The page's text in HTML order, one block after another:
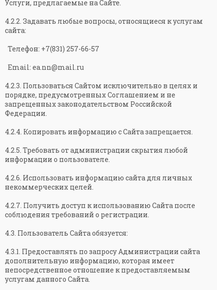
Услуги, предлагаемые на Сайте.
4.2.2. Задавать любые вопросы, относящиеся к услугам
сайта:
Телефон: +7(831) 257-66-57
Email: ea.nn@mail.ru
4.2.3. Пользоваться Сайтом исключительно в целях и
порядке, предусмотренных Соглашением и не
запрещенных законодательством Российской
Федерации.
4.2.4. Копировать информацию с Сайта запрещается.
4.2.5. Требовать от администрации скрытия любой
информации о пользователе.
4.2.6. Использовать информацию сайта для личных
некоммерческих целей.
4.2.7. Получить доступ к использованию Сайта после
соблюдения требований о регистрации.
4.3. Пользователь Сайта обязуется:
4.3.1. Предоставлять по запросу Администрации сайта
дополнительную информацию, которая имеет
непосредственное отношение к предоставляемым
услугам данного Сайта.